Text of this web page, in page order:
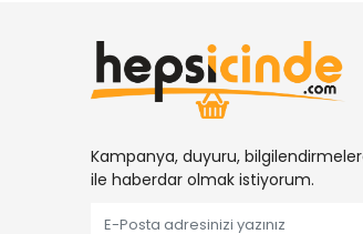
Kampanya, duyuru,
ile haberdar olmak istiyorum.